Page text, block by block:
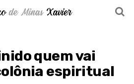
quem vai
espiritual